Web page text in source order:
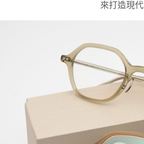
來打造現